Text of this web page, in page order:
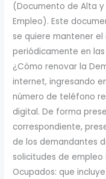
(Documento de Alta
Empleo). Este
se quiere mantener
periódicamente en
¿Cómo renovar la
internet, ingresando
número de teléfono
digital. De forma
correspondiente,
de los demandantes
solicitudes de
Ocupados: que